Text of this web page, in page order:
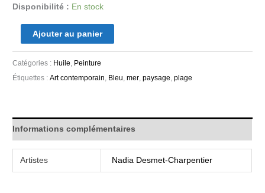
Disponibilité : En stock
Ajouter au panier
Catégories : Huile Peinture
Étiquettes :Art contemporain Bleu ,mer ,paysage ,plage
Informations complémentaires
Artistes Nadia Desmet-Charpentier